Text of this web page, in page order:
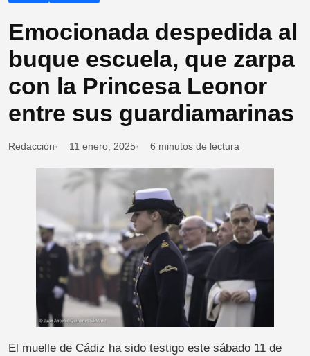
Emocionada despedida al
buque escuela, que zarpa
con la Princesa Leonor
entre sus guardiamarinas
Redacción 11 enero, 2025 6 minutos de lectura
El muelle de Cádiz ha sido testigo este sábado 11 de